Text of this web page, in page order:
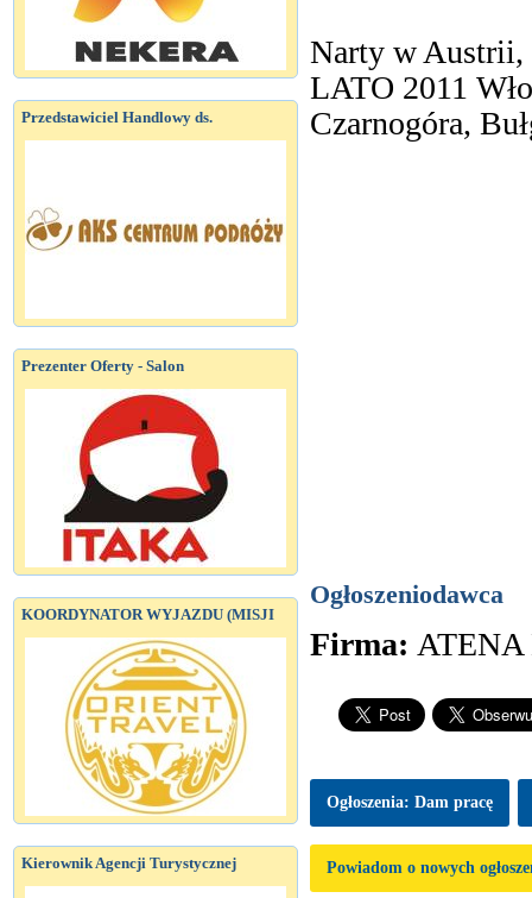
Przedstawiciel Handlowy ds.
Prezenter Oferty - Salon
KOORDYNATOR WYJAZDU (MISJI
Kierownik Agencji Turystycznej
Narty w Austrii,
LATO 2011
Czarnogóra,
Ogłoszeniodawca
Firma:
Ogłoszenia: Dam pracę
Powiadom o nowych